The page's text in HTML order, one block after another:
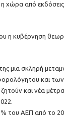
χώρα από
η κυβέρνηση
μια σκληρή
και των
και νέα
του ΑΕΠ από το